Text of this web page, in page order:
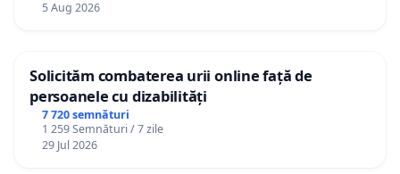
5 Aug 2026
Solicităm combaterea urii online față de
persoanele cu dizabilități
7 720 semnături
1 259 Semnături / 7 zile
29 Jul 2026